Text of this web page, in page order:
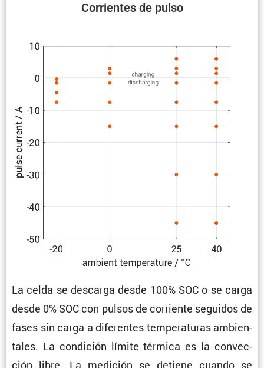
Corrientes de pulso
La celda se descarga desde 100% SOC o se carga
desde 0% SOC con pulsos de corriente seguidos de
fases sin carga a diferentes tempe­ra­turas ambien­
tales. La condi­ción límite térmica es la convec­
ción libre. La medición se detiene cuando se